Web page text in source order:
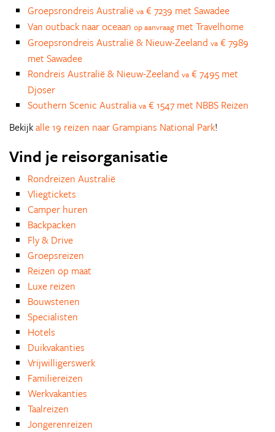
Groepsrondreis Australië va € 7239 met Sawadee
Van outback naar oceaan op aanvraag met Travelhome
Groepsrondreis Australië & Nieuw-Zeeland va € 7989
met Sawadee
Rondreis Australië & Nieuw-Zeeland va € 7495 met
Djoser
Southern Scenic Australia va € 1547 met NBBS Reizen
Bekijkalle 19 reizen naar Grampians National Park!
Vind je reisorganisatie
Rondreizen Australië
Vliegtickets
Camper huren
Backpacken
Fly & Drive
Groepsreizen
Reizen op maat
Luxe reizen
Bouwstenen
Specialisten
Hotels
Duikvakanties
Vrijwilligerswerk
Familiereizen
Werkvakanties
Taalreizen
Jongerenreizen